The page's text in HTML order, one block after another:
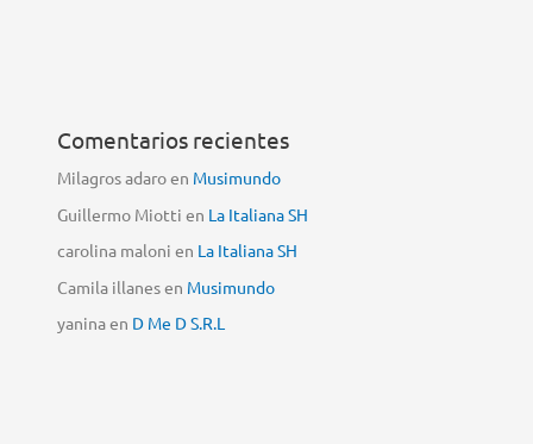
Comentarios recientes
Milagros adaroen Musimundo
Guillermo Miotti en La Italiana SH
carolina maloni en La Italiana SH
Camila illanesen Musimundo
yaninaen D Me D S.R.L